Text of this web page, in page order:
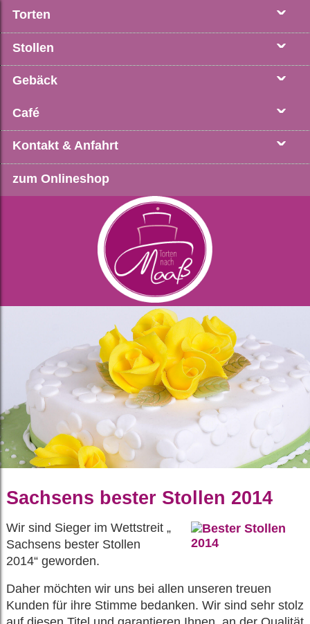
Torten
Stollen
Gebäck
Café
Kontakt & Anfahrt
zum Onlineshop
Sachsens bester Stollen 2014
Wir sind Sieger im Wettstreit „
Sachsens bester Stollen
2014“ geworden.
Daher möchten wir uns bei allen unseren treuen
Kunden für ihre Stimme bedanken. Wir sind sehr stolz